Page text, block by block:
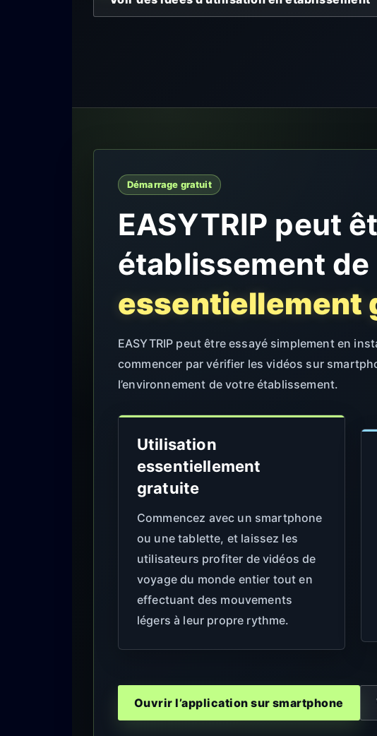
Démarrage gratuit
EASYTRIP peut
établissement de
essentiellement
EASYTRIP peut être essayé simplement en
commencer par vérifier les vidéos sur
l’environnement de votre établissement.
Utilisation
essentiellement
gratuite
Commencez avec un smartphone
ou une tablette, et laissez les
utilisateurs profiter de vidéos de
voyage du monde entier tout en
effectuant des mouvements
légers à leur propre rythme.
Ouvrir l’application sur smartphone